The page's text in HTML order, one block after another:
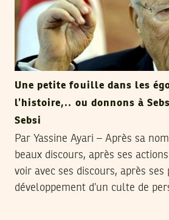
Une petite fouille dans les
l’histoire,.. ou donnons à
Sebsi
Par Yassine Ayari – Après sa
beaux discours, après ses
voir avec ses discours, après ses
développement d’un culte de